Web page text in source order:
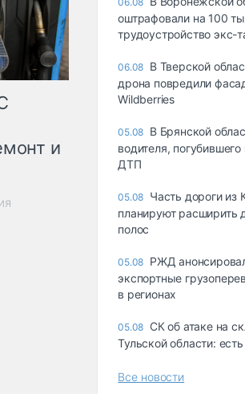
и
оштрафовали на 100
трудоустройство экс-
06.08 В Тверской
дрона повредили
Wildberries
05.08 В Брянской
водителя,
ДТП
05.08 Часть дороги из
планируют расширить
полос
05.08 РЖД
экспортные
в регионах
05.08 СК об атаке на
Тульской области:
Все новости